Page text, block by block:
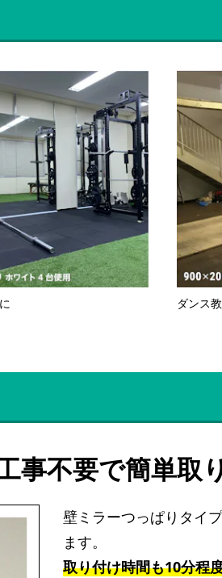
ダンス
事不要で簡単取
壁ミラーつっぱりタイ
ます。
取り付け時間も10分程